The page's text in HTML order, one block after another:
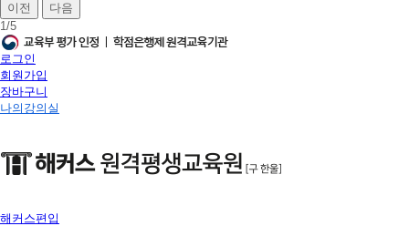
이전
다음
1/5
로그인
회원가입
장바구니
나의강의실
해커스편입